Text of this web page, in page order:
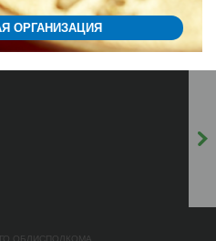
ОРГАНИЗАЦИЯ
ОБЛИСПОЛКОМА